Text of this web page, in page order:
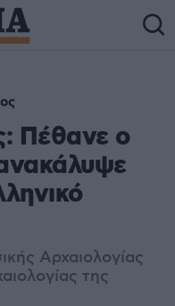
Πέθανε ο
Αρχαιολογίας
της